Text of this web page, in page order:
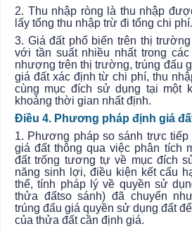
2. Thu nhập ròng là thu nhập
lấy tổng thu nhập trừ đi tổng chi phí.
3. Giá đất phổ biến trên thị
với tần suất nhiều nhất trong
nhượng trên thị trường, trúng đấu
giá đất xác định từ chi phí, thu
cùng mục đích sử dụng tại một
khoảng thời gian nhất định.
Điều 4. Phương pháp định giá
1. Phương pháp so sánh trực
giá đất thông qua việc phân tích
đất trống tương tự về mục đích
năng sinh lợi, điều kiện kết cấu
thể, tính pháp lý về quyền sử
thửa đấtso sánh) đã chuyển
trúng đấu giá quyền sử dụng đất
của thửa đất cần định giá.